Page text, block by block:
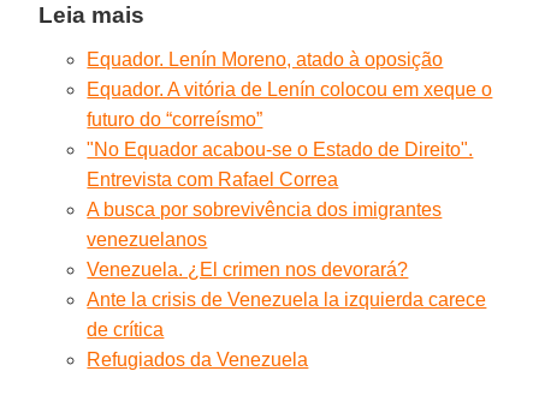
Leia mais
Equador. Lenín Moreno, atado à oposição
Equador. A vitória de Lenín colocou em xeque o
futuro do “correísmo”
"No Equador acabou-se o Estado de Direito".
Entrevista com Rafael Correa
A busca por sobrevivência dos imigrantes
venezuelanos
Venezuela. ¿El crimen nos devorará?
Ante la crisis de Venezuela la izquierda carece
de crítica
Refugiados da Venezuela